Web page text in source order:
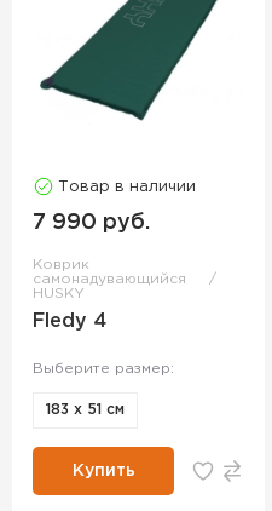
Товар в наличии
7 990 руб.
Коврик
самонадувающийся
HUSKY
Fledy 4
Выберите размер:
183 x 51 см
Купить